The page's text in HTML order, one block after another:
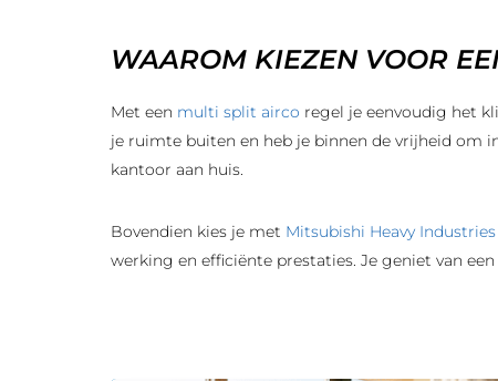
WAAROM KIEZEN VOOR
Met een multi split airco regel je eenvoudig het
je ruimte buiten en heb je binnen de vrijheid om
kantoor aan huis.
Bovendien kies je met Mitsubishi Heavy Industries
werking en efficiënte prestaties. Je geniet van